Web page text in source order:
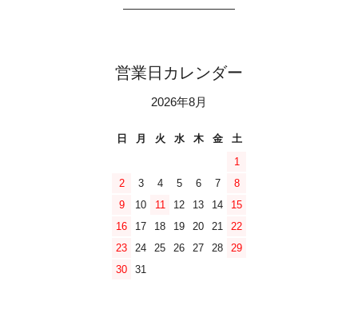
――――――――――
営業日カレンダー
2026年8月
日 月 火 水 木 金
土
1
2
3 4 5 6 7
8
9
10 11 12 13 14
15
16
17 18 19 20 21
22
23
24 25 26 27 28
29
30
31